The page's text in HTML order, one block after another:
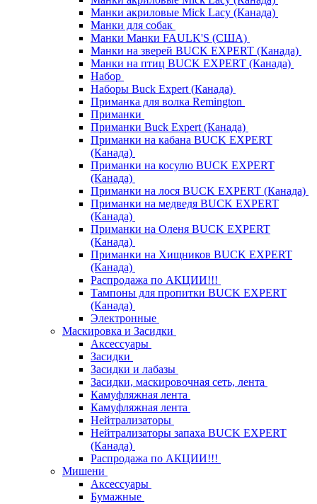
Манки акриловые Mick Lacy (Канада)
Манки для собак
Манки Манки FAULK'S (США)
Манки на зверей BUCK EXPERT (Канада)
Манки на птиц BUCK EXPERT (Канада)
Набор
Наборы Buck Expert (Канада)
Приманка для волка Remington
Приманки
Приманки Buck Expert (Канада)
Приманки на кабана BUCK EXPERT
(Канада)
Приманки на косулю BUCK EXPERT
(Канада)
Приманки на лося BUCK EXPERT (Канада)
Приманки на медведя BUCK EXPERT
(Канада)
Приманки на Оленя BUCK EXPERT
(Канада)
Приманки на Хищников BUCK EXPERT
(Канада)
Распродажа по АКЦИИ!!!
Тампоны для пропитки BUCK EXPERT
(Канада)
Электронные
Маскировка и Засидки
Аксессуары
Засидки
Засидки и лабазы
Засидки, маскировочная сеть, лента
Камуфляжная лента
Камуфляжная лента
Нейтрализаторы
Нейтрализаторы запаха BUCK EXPERT
(Канада)
Распродажа по АКЦИИ!!!
Мишени
Аксессуары
Бумажные